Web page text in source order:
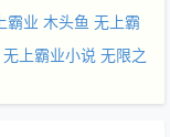
霸业 木头鱼 无上霸
无上霸业小说 无限之